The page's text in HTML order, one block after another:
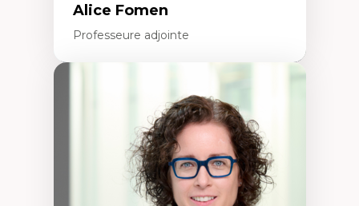
Alice Fomen
Professeure adjointe
Acceptabilité, acceptation et adoption des
Technologies d'apprentissage innovantes
Insertion professionnelle du nouveau
personnel enseignant
Construction identitaire en milieu
minoritaire francophone
Technologies éducatives pour la formation